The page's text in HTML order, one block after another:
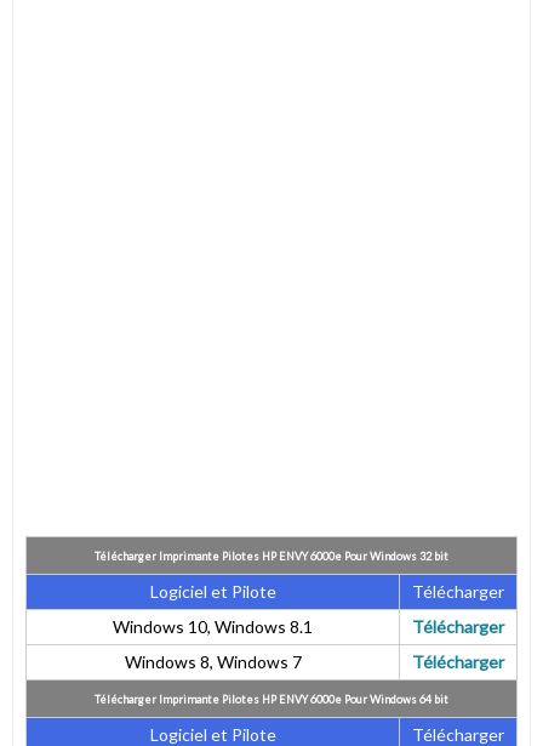
Télécharger Imprimante Pilotes HP ENVY 6000e Pour Windows 32 bit
Logiciel et Pilote
Télécharger
Windows 10, Windows 8.1
Télécharger
Windows 8, Windows 7
Télécharger
Télécharger Imprimante Pilotes HP ENVY 6000e Pour Windows 64 bit
Logiciel et Pilote
Télécharger